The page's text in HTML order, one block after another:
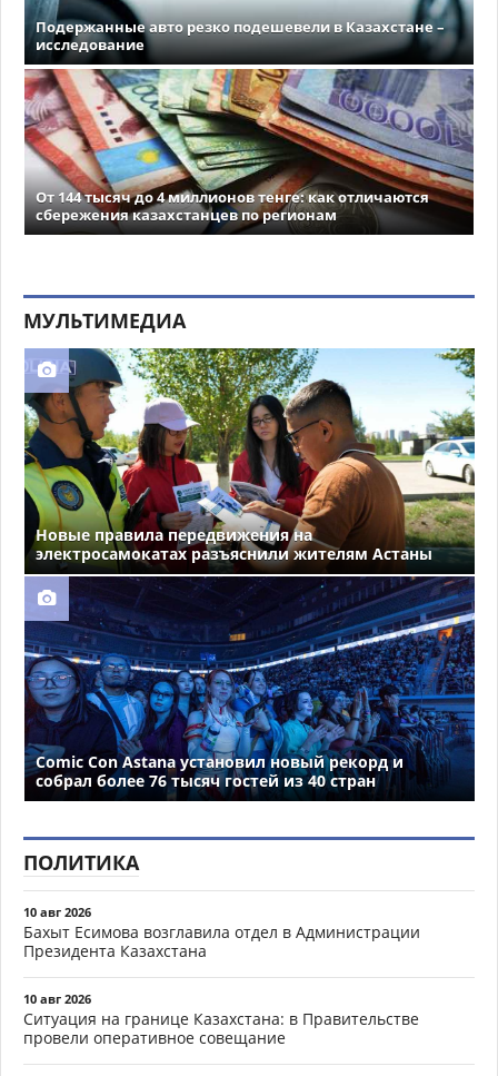
Подержанные авто резко подешевели в Казахстане –
исследование
От 144 тысяч до 4 миллионов тенге: как отличаются
сбережения казахстанцев по регионам
МУЛЬТИМЕДИА
Новые правила передвижения на
электросамокатах разъяснили жителям Астаны
Comic Con Astana установил новый рекорд и
собрал более 76 тысяч гостей из 40 стран
ПОЛИТИКА
10 авг 2026
Бахыт Есимова возглавила отдел в Администрации
Президента Казахстана
10 авг 2026
Ситуация на границе Казахстана: в Правительстве
провели оперативное совещание